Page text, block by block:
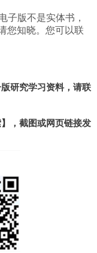
子版不是实体书，
您知晓。您可以联
研究学习资料，请联
，截图或网页链接发